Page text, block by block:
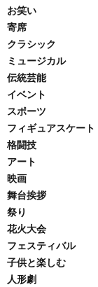
お笑い
寄席
クラシック
ミュージカル
伝統芸能
イベント
スポーツ
フィギュアスケート
格闘技
アート
映画
舞台挨拶
祭り
花火大会
フェスティバル
子供と楽しむ
人形劇